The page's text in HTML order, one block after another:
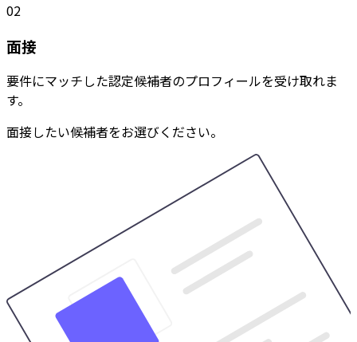
02
面接
要件にマッチした認定候補者のプロフィールを受け取れま
す。
面接したい候補者をお選びください。